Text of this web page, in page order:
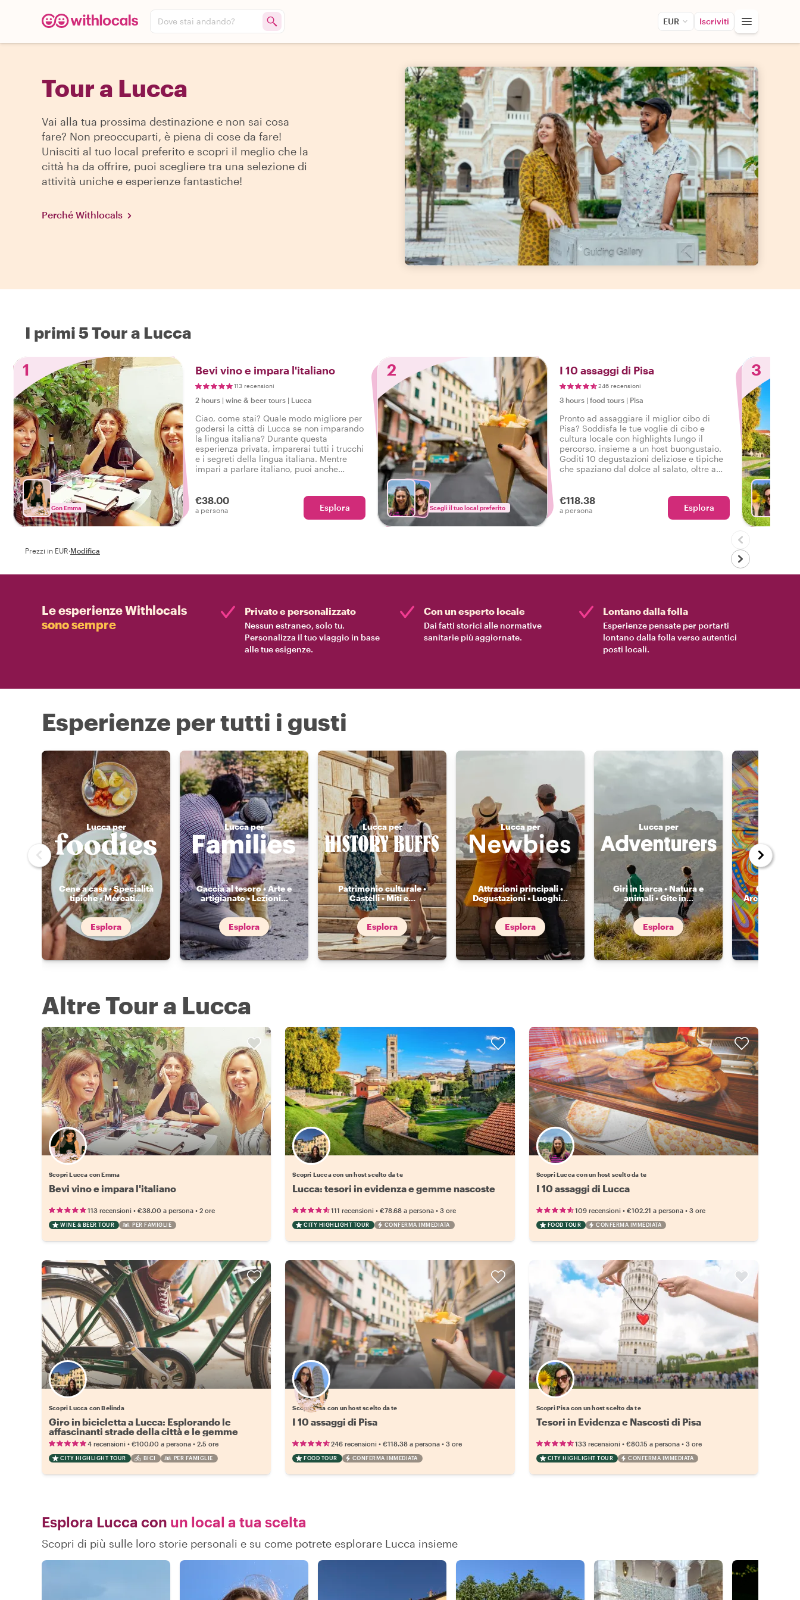
Dove stai andando? EUR Iscriviti
Tour a Lucca
Vai alla tua prossima destinazione e non sai cosa
fare? Non preoccuparti, è piena di cose da fare!
Unisciti al tuo local preferito e scopri il meglio che la
città ha da offrire, puoi scegliere tra una selezione di
attività uniche e esperienze fantastiche!
Perché Withlocals
I primi 5 Tour a Lucca
1
Con Emma
Bevi vino e impara l'italiano
113 recensioni
2 hours | wine & beer tours | Lucca
Ciao, come stai? Quale modo migliore per
godersi la città di Lucca se non imparando
la lingua italiana? Durante questa
esperienza privata, imparerai tutti i trucchi
e i segreti della lingua italiana. Mentre
impari a parlare italiano, puoi anche
€38.00
a persona Esplora
2
Scegli il tuo local preferito
I 10 assaggi di Pisa
246 recensioni
3 hours | food tours | Pisa
Pronto ad assaggiare il miglior cibo di
Pisa? Soddisfa le tue voglie di cibo e
cultura locale con highlights lungo il
percorso, insieme a un host buongustaio.
Goditi 10 degustazioni deliziose e tipiche
che spaziano dal dolce al salato, oltre a
€118.38
a persona Esplora
3
Prezzi in EUR·Modifica
Le esperienze Withlocals
sono sempre
Privato e personalizzato
Nessun estraneo, solo tu.
Personalizza il tuo viaggio in base
alle tue esigenze.
Con un esperto locale
Dai fatti storici alle normative
sanitarie più aggiornate.
Lontano dalla folla
Esperienze pensate per portarti
lontano dalla folla verso autentici
posti locali.
Esperienze per tutti i gusti
Lucca per
Cene a casa • Specialità
tipiche • Mercati...
Esplora
Lucca per
Caccia al tesoro • Arte e
artigianato • Lezioni...
Esplora
Lucca per
Patrimonio culturale •
Castelli • Miti e...
Esplora
Lucca per
Attrazioni principali •
Degustazioni • Luoghi...
Esplora
Lucca per
Giri in barca • Natura e
animali • Gite in...
Esplora
Gallerie •
Architettura
Altre Tour a Lucca
Scopri Lucca con Emma
Bevi vino e impara l'italiano
113 recensioni • €38.00 a persona • 2 ore
WINE & BEER TOUR PER FAMIGLIE
Scegli il tuo local preferito
Scopri Lucca con un host scelto da te
Lucca: tesori in evidenza e gemme nascoste
111 recensioni •€78.68 a persona •3 ore
CITY HIGHLIGHT TOUR CONFERMA IMMEDIATA
Scegli il tuo local preferito
Scopri Lucca con un host scelto da te
I 10 assaggi di Lucca
109 recensioni• €102.21 a persona• 3 ore
FOOD TOUR CONFERMA IMMEDIATA
Scopri Lucca con Belinda
Giro in bicicletta a Lucca: Esplorando le
affascinanti strade della città e le gemme
nascoste4 recensioni • €100.00 a persona • 2.5 ore
CITY HIGHLIGHT TOUR BICI PER FAMIGLIE
Scegli il tuo local preferito
Scopri Pisa con un host scelto da te
I 10 assaggi di Pisa
246 recensioni •€118.38 a persona •3 ore
FOOD TOUR CONFERMA IMMEDIATA
Scegli il tuo local preferito
Scopri Pisa con un host scelto da te
Tesori in Evidenza e Nascosti di Pisa
133 recensioni• €80.15 a persona• 3 ore
CITY HIGHLIGHT TOUR CONFERMA IMMEDIATA
Esplora Lucca con un local a tua scelta
Scopri di più sulle loro storie personali e su come potrete esplorare Lucca insieme